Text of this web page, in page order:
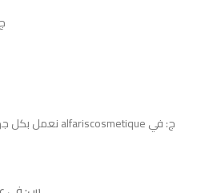
ج: في alfariscosmetique نعمل بكل جهد لإرضاؤكم، قد تستغرق مدة عملية الاسترجاع 10 أيام عمل.